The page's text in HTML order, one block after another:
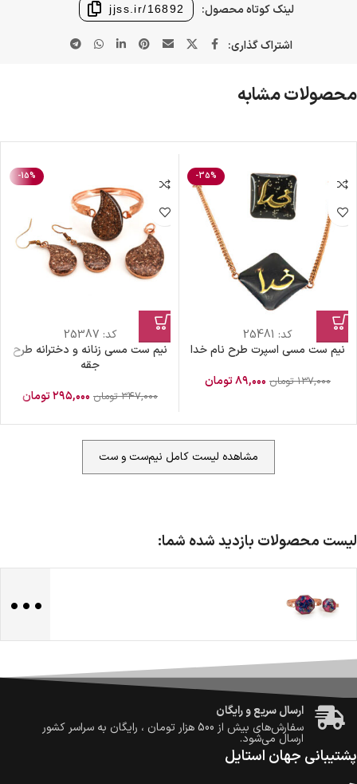
لینک کوتاه محصول: jjss.ir/16892
اشتراک گذاری:
محصولات مشابه
-35%
کد: 25481
نیم ست مسی اسپرت طرح نام خدا
۱۳۷,۰۰۰ تومان ۸۹,۰۰۰تومان
-15%
کد: 25387
نیم ست مسی زنانه و دخترانه طرح
جقه
۳۴۷,۰۰۰ تومان ۲۹۵,۰۰۰تومان
مشاهده لیست کامل نیم‌ست و ست
لیست محصولات بازدید شده شما:
...
ضمانت اصالت کالا
گارانتی معتبر برای تمامی محصولات ارائه می‌شود.
ارسال سریع و رایگان
سفارش‌های بیش از 500 هزار تومان ، رایگان به سراسر کشور
ارسال می‌شود.
ضمانت بازگشت کالا
پشتیبانی جهان استایل